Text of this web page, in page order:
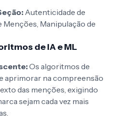
Autenticidade de
Menções, Manipulação de
de IA e ML
Os algoritmos de
aprimorar na compreensão
das menções, exigindo
sejam cada vez mais